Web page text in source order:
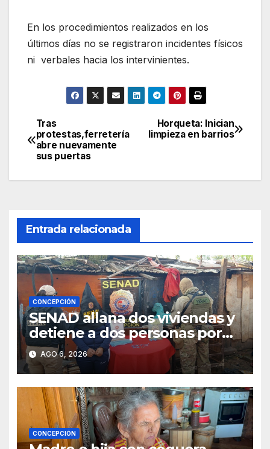
En los procedimientos realizados en los
últimos días no se registraron incidentes físicos
ni verbales hacia los intervinientes.
Navegación
de
entradas
Horqueta: Inician
limpieza en barrios
Tras
protestas,ferretería
abre nuevamente
sus puertas
Entrada relacionada
CONCEPCIÓN
SENAD allana dos viviendas y
detiene a dos personas por
presunto microtráfico en
Concepción
AGO 6, 2026
CONCEPCIÓN